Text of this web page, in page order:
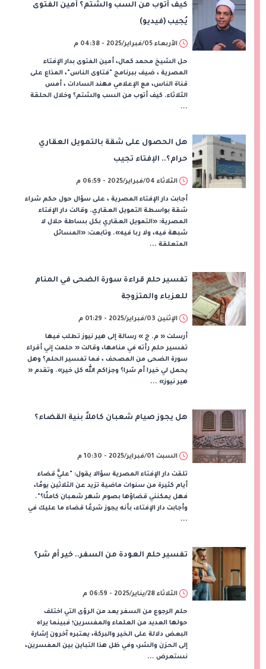
كيف أتوب من السب والشتم؟ أمين الفتوى
يُجيب (فيديو)
الأربعاء 05/فبراير/2025 - 04:38 م
حل الشيخ محمد كمال، أمين الفتوى بدار الإفتاء
المصرية ، ضيف ببرنامج "فتاوى الناس"، المذاع على
قناة الناس، مع الإعلامي مهند السادات ، أمس
الثلاثاء. كيف أتوب من السب والشتم؟ وخلال الحلقة
...
هل الحصول على شقة بالتمويل العقاري
حرام؟.. الإفتاء تجيب
الثلاثاء 04/فبراير/2025 - 06:59 م
أجابت دار الإفتاء المصرية ، على سؤال حول حكم شراء
شقة بواسطة التمويل العقاري. وقالت دار الإفتاء
المصرية: «التمويل العقاري بكل بساطة حلال لا
شبهة فيه، ولا ربا فيه». وتابعت: «المسائل
المتعلقة ...
تفسير حلم قراءة سورة الضحى في المنام
للعزباء والمتزوجة
الإثنين 03/فبراير/2025 - 01:29 م
أرسلت « م. ج » رسالة إلى هير نيوز تطلب فيها
تفسير حلم رأته في منامها، وقالت « حلمت إني أقراء
سورة الضحى من المصحف ، فما تفسير الحلم؟ وهل
يحمل لي خيرا أم شرا؟ وجزاكم الله كل خير». وتقدم «
هير نيوز» ...
هل يجوز صيام شعبان كاملاً بنية القضاء؟
السبت 01/فبراير/2025 - 10:30 م
تلقت دار الإفتاء المصرية سؤالا يقول: "عليَّ قضاء
أيام كثيرة من سنوات ماضية تزيد عن الثلاثين يومًا،
فهل يمكنني قضاؤها بصوم شهر شعبان كاملًا؟".
وأجابت دار الإفتاء، بأنه يجوز شرعًا قضاء ما عليك في
...
تفسير حلم العودة من السفر.. خير أم شر؟
الثلاثاء 28/يناير/2025 - 06:59 م
حلم الرجوع من السفر يعد من الرؤى التي اختلف
حولها العديد من العلماء والمفسرين؛ فبينما يراه
البعض دلالة على الخير والبركة، يعتبره آخرون إشارة
إلى الحزن والشر، وفي ظل هذا التباين بين المفسرين،
نستعرض ...